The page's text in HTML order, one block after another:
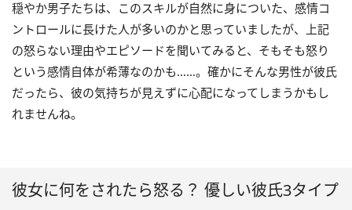
穏やか男子たちは、このスキルが自然に身についた、感情コ
ントロールに長けた人が多いのかと思っていましたが、上記
の怒らない理由やエピソードを聞いてみると、そもそも怒り
という感情自体が希薄なのかも……。確かにそんな男性が彼氏
だったら、彼の気持ちが見えずに心配になってしまうかもし
れませんね。
彼女に何をされたら怒る？ 優しい彼氏3タイプ